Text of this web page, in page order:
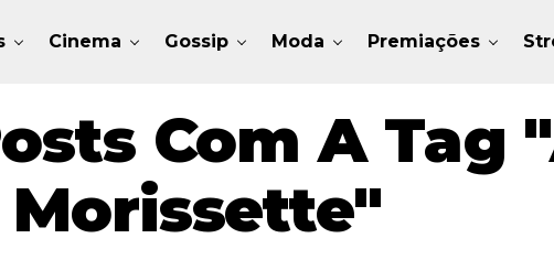
Cinema Gossip Moda Premiações
Com A Tag
Morissette"